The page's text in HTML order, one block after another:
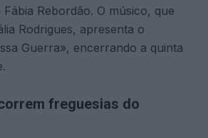
Rebordão. O músico, que
Rodrigues, apresenta o
Guerra», encerrando a quinta
freguesias do